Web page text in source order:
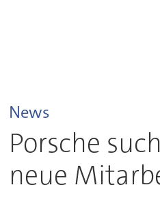
News
Porsche
neue